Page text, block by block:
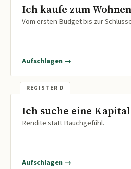
Ich kaufe zum Wohnen
Vom ersten Budget bis zur
Aufschlagen →
Ich suche eine
Rendite statt Bauchgefühl.
Aufschlagen →